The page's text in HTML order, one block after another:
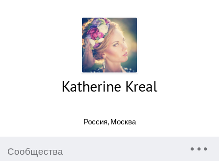
Katherine Kreal
Россия, Москва
Сообщества